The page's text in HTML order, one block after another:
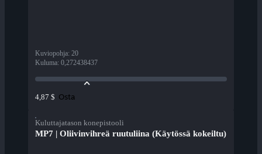
Kuviopohja: 20
Kuluma: 0,272438437
4,87 $ Osta
Kuluttajatason konepistooli
MP7 | Oliivinvihreä ruutuliina (Käytössä kokeiltu)